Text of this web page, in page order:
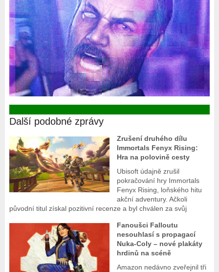
Další podobné zprávy
Zrušení druhého dílu
Immortals Fenyx Rising:
Hra na polovině cesty
Ubisoft údajně zrušil
pokračování hry Immortals
Fenyx Rising, loňského hitu
akční adventury. Ačkoli
původní titul získal pozitivní recenze a byl chválen za svůj
Fanoušci Falloutu
nesouhlasí s propagací
Nuka-Coly – nové plakáty
hrdinů na scéně
Amazon nedávno zveřejnil tři